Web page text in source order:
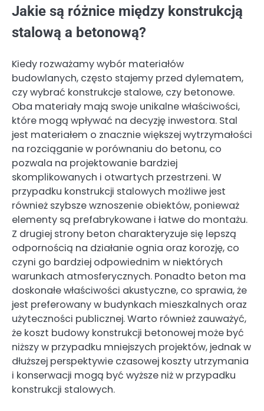
Jakie są różnice między konstrukcją
stalową a betonową?
Kiedy rozważamy wybór materiałów
budowlanych, często stajemy przed dylematem,
czy wybrać konstrukcje stalowe, czy betonowe.
Oba materiały mają swoje unikalne właściwości,
które mogą wpływać na decyzję inwestora. Stal
jest materiałem o znacznie większej wytrzymałości
na rozciąganie w porównaniu do betonu, co
pozwala na projektowanie bardziej
skomplikowanych i otwartych przestrzeni. W
przypadku konstrukcji stalowych możliwe jest
również szybsze wznoszenie obiektów, ponieważ
elementy są prefabrykowane i łatwe do montażu.
Z drugiej strony beton charakteryzuje się lepszą
odpornością na działanie ognia oraz korozję, co
czyni go bardziej odpowiednim w niektórych
warunkach atmosferycznych. Ponadto beton ma
doskonałe właściwości akustyczne, co sprawia, że
jest preferowany w budynkach mieszkalnych oraz
użyteczności publicznej. Warto również zauważyć,
że koszt budowy konstrukcji betonowej może być
niższy w przypadku mniejszych projektów, jednak w
dłuższej perspektywie czasowej koszty utrzymania
i konserwacji mogą być wyższe niż w przypadku
konstrukcji stalowych.